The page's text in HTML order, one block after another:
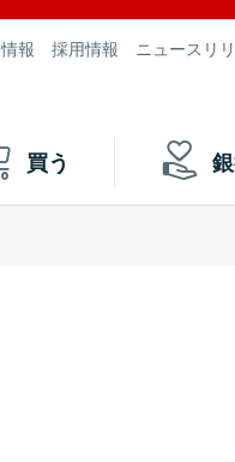
報 採用情報 ニュースリ
買う